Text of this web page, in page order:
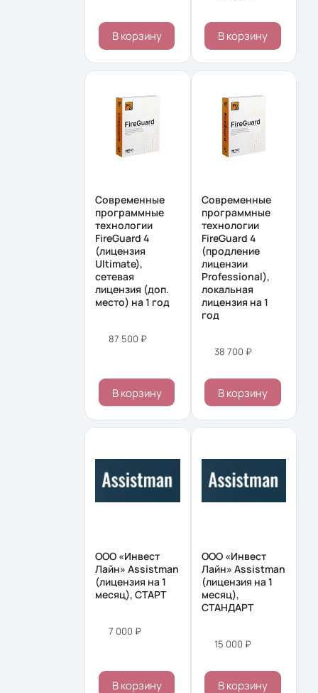
В корзину В корзину
Современные
программные
технологии
FireGuard 4
(лицензия
Ultimate),
сетевая
лицензия (доп.
место) на 1 год
87 500 ₽
В корзину
Современные
программные
технологии
FireGuard 4
(продление
лицензии
Professional),
локальная
лицензия на 1
год
38 700 ₽
В корзину
ООО «Инвест
Лайн» Assistman
(лицензия на 1
месяц), СТАРТ
7 000 ₽
В корзину
ООО «Инвест
Лайн» Assistman
(лицензия на 1
месяц),
СТАНДАРТ
15 000 ₽
В корзину